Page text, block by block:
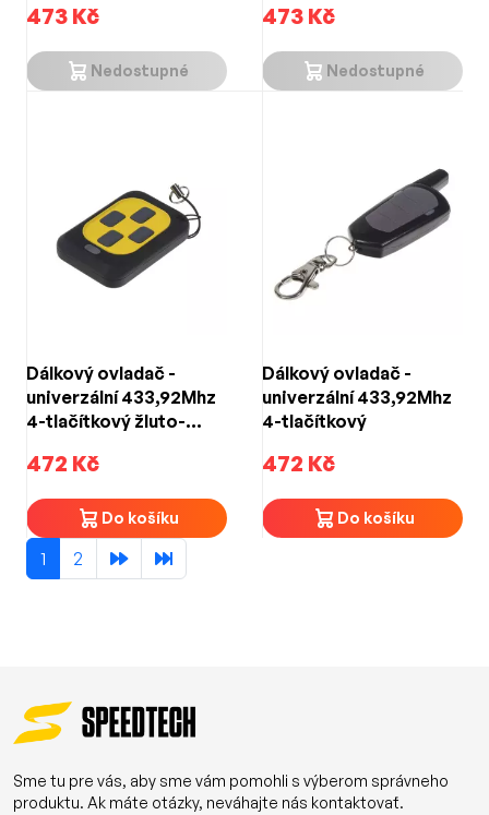
jiné (433MHz)
473 Kč
Nedostupné
jiné (433MHz)
473 Kč
Nedostupné
Dálkový ovladač -
univerzální 433,92Mhz
4-tlačítkový žluto-
472 Kč
Do košíku
Dálkový ovladač -
univerzální 433,92Mhz
4-tlačítkový
472 Kč
Do košíku
1 2
Sme tu pre vás, aby sme vám pomohli s výberom správneho
produktu. Ak máte otázky, neváhajte nás kontaktovať.